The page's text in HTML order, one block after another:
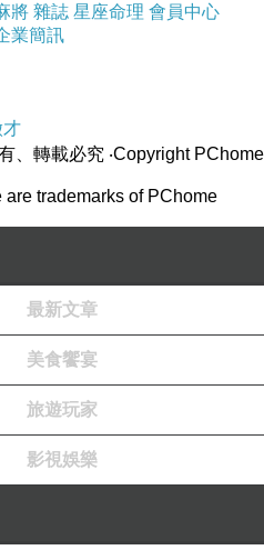
將 雜誌 星座命理 會員中心
業簡訊
才
、轉載必究 ‧Copyright PChome
trademarks of PChome
最新文章
美食饗宴
旅遊玩家
影視娛樂